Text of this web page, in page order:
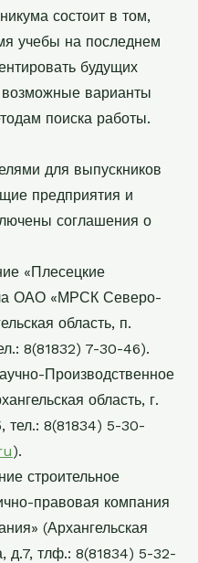
состоит в том,
учебы на последнем
будущих
возможные варианты
поиска работы.
для выпускников
предприятия и
соглашения о
«Плесецкие
ОАО «МРСК Северо-
область, п.
8(81832) 7-30-46).
Производственное
область, г.
тел.: 8(81834) 5-30-
).
строительное
правовая компания
(Архангельская
д.7, тлф.: 8(81834) 5-32-